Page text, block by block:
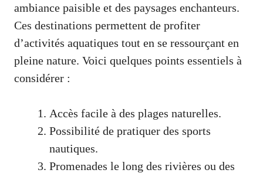
ambiance paisible et des paysages enchanteurs.
Ces destinations permettent de profiter
d’activités aquatiques tout en se ressourçant en
pleine nature. Voici quelques points essentiels à
considérer :
Accès facile à des plages naturelles.
Possibilité de pratiquer des sports
nautiques.
Promenades le long des rivières ou des